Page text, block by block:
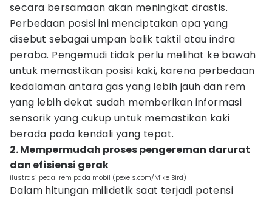
secara bersamaan akan meningkat drastis.
Perbedaan posisi ini menciptakan apa yang
disebut sebagai umpan balik taktil atau indra
peraba. Pengemudi tidak perlu melihat ke bawah
untuk memastikan posisi kaki, karena perbedaan
kedalaman antara gas yang lebih jauh dan rem
yang lebih dekat sudah memberikan informasi
sensorik yang cukup untuk memastikan kaki
berada pada kendali yang tepat.
2. Mempermudah proses pengereman darurat
dan efisiensi gerak
ilustrasi pedal rem pada mobil (pexels.com/Mike Bird)
Dalam hitungan milidetik saat terjadi potensi